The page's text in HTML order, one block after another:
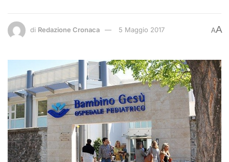
di Redazione Cronaca 5 Maggio 2017 AA